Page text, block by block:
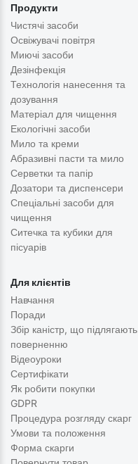
Продукти
Чистячі засоби
Освіжувачі повітря
Миючі засоби
Дезінфекція
Технологія нанесення та
дозування
Матеріал для чищення
Екологічні засоби
Мило та креми
Абразивні пасти та мило
Серветки та папір
Дозатори та диспенсери
Спеціальні засоби для
чищення
Ситечка та кубики для
пісуарів
Для клієнтів
Навчання
Поради
Збір каністр, що підлягають
поверненню
Відеоуроки
Сертифікати
Як робити покупки
GDPR
Процедура розгляду скарг
Умови та положення
Форма скарги